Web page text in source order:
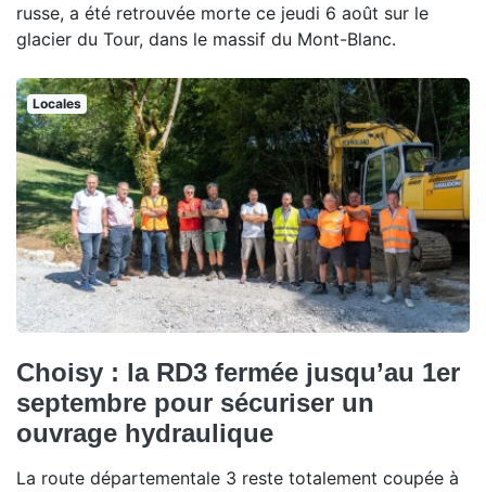
russe, a été retrouvée morte ce jeudi 6 août sur le
glacier du Tour, dans le massif du Mont-Blanc.
Locales
Choisy : la RD3 fermée jusqu’au 1er
septembre pour sécuriser un
ouvrage hydraulique
La route départementale 3 reste totalement coupée à